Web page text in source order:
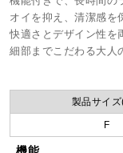
オイを抑え、清潔感を
快適さとデザイン性を
細部までこだわる大人
製品サイ
F
機能